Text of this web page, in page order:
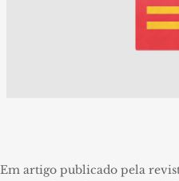
Em artigo publicado pela